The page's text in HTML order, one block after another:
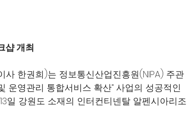
샵 개최
한권희)는 정보통신산업진흥원(NIPA) 주관
운영관리 통합서비스 확산” 사업의 성공적인
일 강원도 소재의 인터컨티넨탈 알펜시아리조